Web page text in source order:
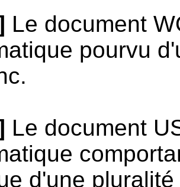
Le document
pourvu
Le document
d'une